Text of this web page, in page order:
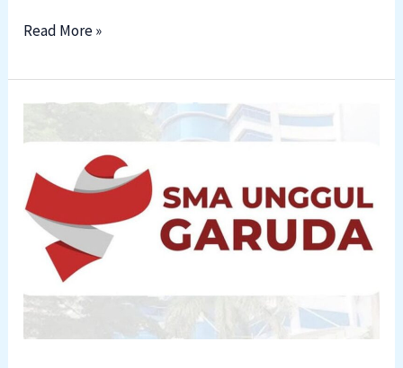
Read More »
As-
Wanareja
Sekolah
Garuda
Transformasi
18
Prestigious